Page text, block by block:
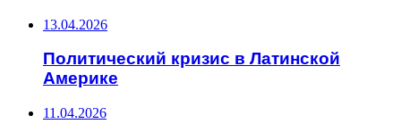
13.04.2026
Политический кризис в Латинской
Америке
11.04.2026